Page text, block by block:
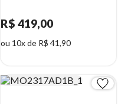
R$ 419,00
ou 10x de R$ 41,90